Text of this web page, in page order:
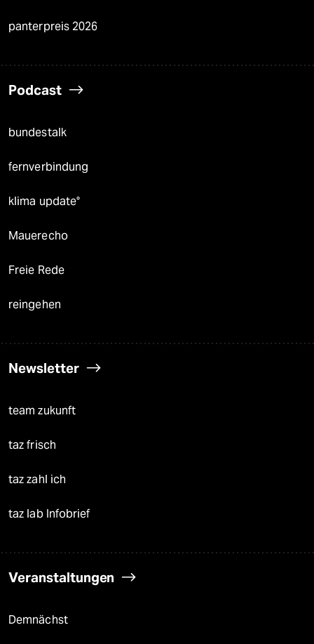
panterpreis 2026
Podcast
bundestalk
fernverbindung
klima update°
Mauerecho
Freie Rede
reingehen
Newsletter
team zukunft
taz frisch
taz zahl ich
taz lab Infobrief
Veranstaltungen
Demnächst